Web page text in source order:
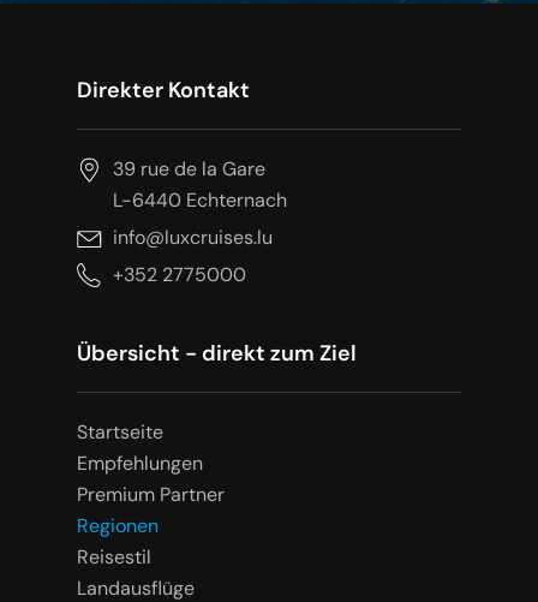
Direkter Kontakt
39 rue de la Gare
L-6440 Echternach
info@luxcruises.lu
+352 2775000
Übersicht - direkt zum Ziel
Startseite
Empfehlungen
Premium Partner
Regionen
Reisestil
Landausflüge